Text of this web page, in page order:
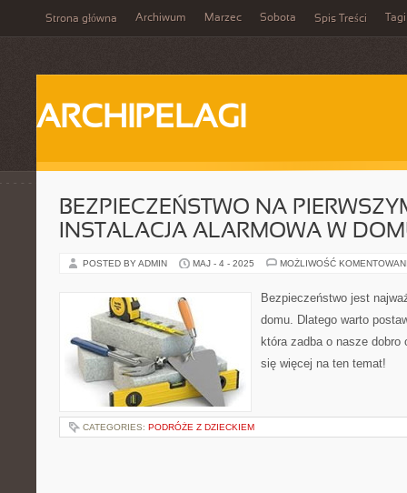
Strona główna Archiwum Marzec Sobota Spis Treści Tagi
ARCHIPELAGI
BEZPIECZEŃSTWO NA
INSTALACJA ALARMOWA W
POSTED BY ADMIN MAJ - 4 - 2025 MOŻLIWOŚĆ
Bezpieczeństwo jest
domu. Dlatego warto
która zadba o nasze
się więcej na ten temat!
CATEGORIES: PODRÓŻE Z DZIECKIEM